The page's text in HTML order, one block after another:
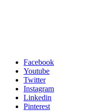
Facebook
Youtube
Twitter
Instagram
Linkedin
Pinterest